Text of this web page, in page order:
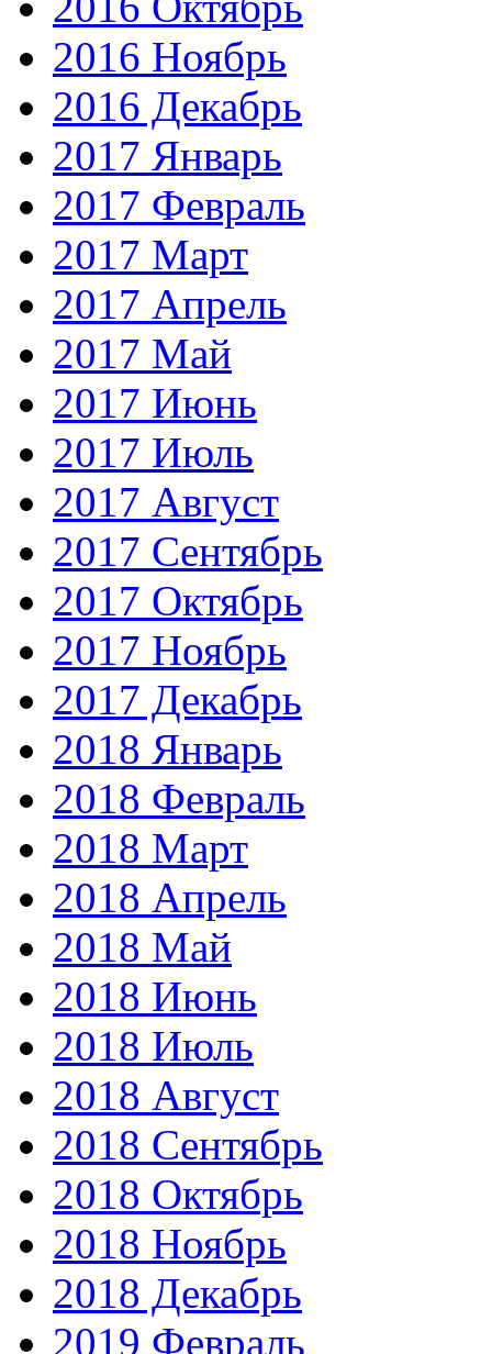
2016 Ноябрь
2016 Декабрь
2017 Январь
2017 Февраль
2017 Март
2017 Апрель
2017 Май
2017 Июнь
2017 Июль
2017 Август
2017 Сентябрь
2017 Октябрь
2017 Ноябрь
2017 Декабрь
2018 Январь
2018 Февраль
2018 Март
2018 Апрель
2018 Май
2018 Июнь
2018 Июль
2018 Август
2018 Сентябрь
2018 Октябрь
2018 Ноябрь
2018 Декабрь
2019 Февраль